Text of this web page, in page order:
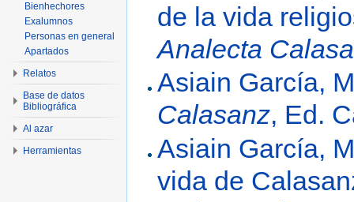
de la vida
Analecta
Asiain García,
Calasanz, Ed.
Asiain García,
vida de
Bienhechores
Exalumnos
Personas en general
Apartados
Relatos
Base de datos
Bibliográfica
Al azar
Herramientas